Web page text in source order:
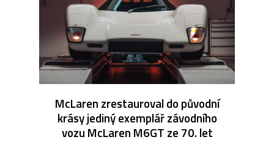
McLaren zrestauroval do původní
krásy jediný exemplář závodního
vozu McLaren M6GT ze 70. let